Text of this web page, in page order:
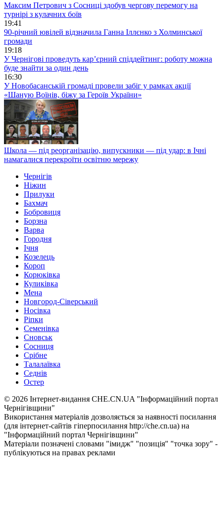
Максим Петрович з Сосниці здобув чергову перемогу на
турнірі з кулачних боїв
19:41
90-річний ювілей відзначила Ганна Іллєнко з Холминської
громади
19:18
У Чернігові проведуть кар’єрний спіддейтинг: роботу можна
буде знайти за один день
16:30
У Новобасанській громаді провели забіг у рамках акції
«Шаную Воїнів, біжу за Героїв України»
Школа — під реорганізацію, випускники — під удар: в Ічні
намагалися перекроїти освітню мережу
Чернігів
Ніжин
Прилуки
Бахмач
Бобровиця
Борзна
Варва
Городня
Ічня
Козелець
Короп
Корюківка
Куликівка
Мена
Новгород-Сіверський
Носівка
Ріпки
Семенівка
Сновськ
Сосниця
Срібне
Талалаївка
Седнів
Остер
© 2026 Інтернет-видання CHE.CN.UA "Інформаційний портал
Чернiгiвщини"
Використання матеріалів дозволяється за наявності посилання
(для інтернет-сайтів гіперпосилання http://che.cn.ua) на
"Інформаційний портал Чернiгiвщини"
Матеріали позначені словами "імидж" "позиція" "точка зору" -
публікуються на правах реклами